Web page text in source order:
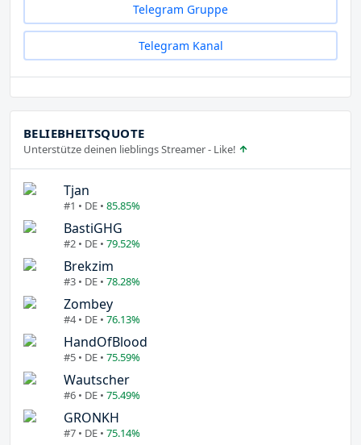
Telegram Gruppe
Telegram Kanal
BELIEBHEITSQUOTE
Unterstütze deinen lieblings Streamer - Like!
Tjan
#1 • DE • 85.85%
BastiGHG
#2 • DE • 79.52%
Brekzim
#3 • DE • 78.28%
Zombey
#4 • DE • 76.13%
HandOfBlood
#5 • DE • 75.59%
Wautscher
#6 • DE • 75.49%
GRONKH
#7 • DE • 75.14%